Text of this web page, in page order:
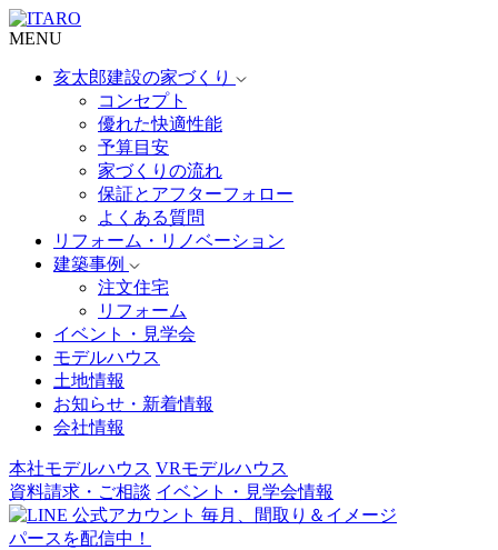
MENU
亥太郎建設の家づくり
コンセプト
優れた快適性能
予算目安
家づくりの流れ
保証とアフターフォロー
よくある質問
リフォーム・リノベーション
建築事例
注文住宅
リフォーム
イベント・見学会
モデルハウス
土地情報
お知らせ・新着情報
会社情報
本社モデルハウス VRモデルハウス
資料請求・ご相談 イベント・見学会情報
毎月、間取り＆イメージ
パースを配信中！